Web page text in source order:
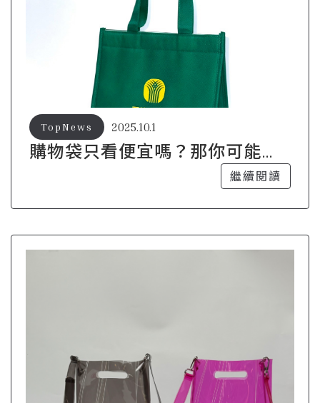
購物袋只看便宜嗎？那你可能錯
2025.10.1
TopNews
繼續閱讀